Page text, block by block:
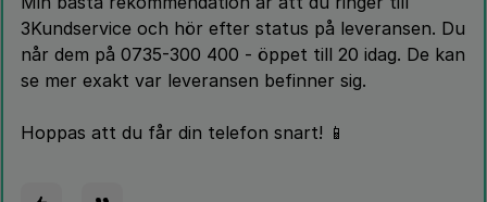
3Kundservice och hör efter status på leveransen. Du
når dem på 0735-300 400 - öppet till 20 idag. De kan
se mer exakt var leveransen befinner sig.
Hoppas att du får din telefon snart! 📱